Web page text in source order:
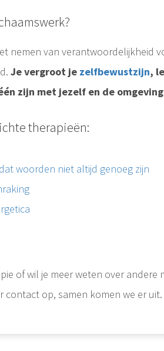
nemen van verantwoordelijkheid
Je vergroot je zelfbewustzijn,
zijn met jezelf en de
therapieën:
woorden niet altijd genoeg zijn
of wil je meer weten over andere
contact op, samen komen we er uit.